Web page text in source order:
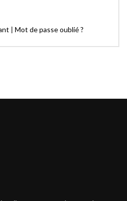
Mot de passe oublié ?